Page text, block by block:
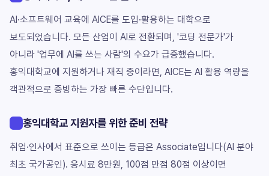
AI·소프트웨어 교육에 AICE를 도입·활용하는 대학으로
보도되었습니다. 모든 산업이 AI로 전환되며, '코딩 전문가'가
아니라 '업무에 AI를 쓰는 사람'의 수요가 급증했습니다.
홍익대학교에 지원하거나 재직 중이라면, AICE는 AI 활용 역량을
객관적으로 증빙하는 가장 빠른 수단입니다.
홍익대학교 지원자를 위한 준비 전략
취업·인사에서 표준으로 쓰이는 등급은 Associate입니다(AI 분야
최초 국가공인). 응시료 8만원, 100점 만점 80점 이상이면